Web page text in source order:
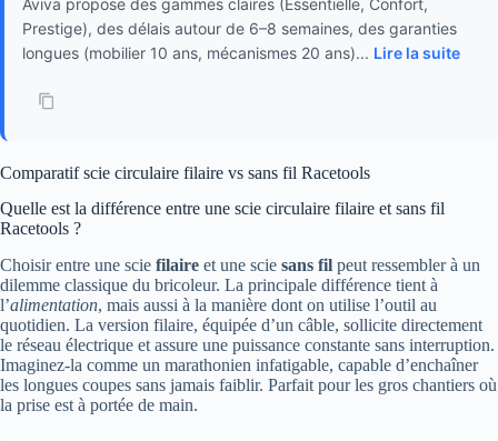
Prestige), des délais autour de 6–8 semaines, des garanties
longues (mobilier 10 ans, mécanismes 20 ans)... Lire la suite
Comparatif scie circulaire filaire vs sans fil Racetools
Quelle est la différence entre une scie circulaire filaire et sans fil
Racetools ?
Choisir entre une scie filaire et une scie sans fil peut ressembler à un
dilemme classique du bricoleur. La principale différence tient à
l’alimentation, mais aussi à la manière dont on utilise l’outil au
quotidien. La version filaire, équipée d’un câble, sollicite directement
le réseau électrique et assure une puissance constante sans interruption.
Imaginez-la comme un marathonien infatigable, capable d’enchaîner
les longues coupes sans jamais faiblir. Parfait pour les gros chantiers où
la prise est à portée de main.